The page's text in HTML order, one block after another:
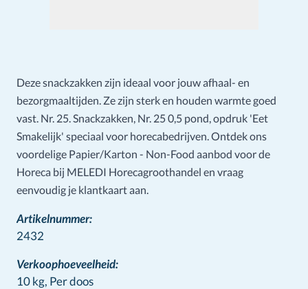
Deze snackzakken zijn ideaal voor jouw afhaal- en
bezorgmaaltijden. Ze zijn sterk en houden warmte goed
vast. Nr. 25. Snackzakken, Nr. 25 0,5 pond, opdruk 'Eet
Smakelijk' speciaal voor horecabedrijven. Ontdek ons
voordelige Papier/Karton - Non-Food aanbod voor de
Horeca bij MELEDI Horecagroothandel en vraag
eenvoudig je klantkaart aan.
Artikelnummer:
2432
Verkoophoeveelheid:
10 kg, Per doos